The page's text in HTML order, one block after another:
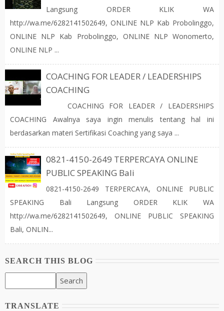
Langsung ORDER KLIK WA
http://wa.me/6282141502649, ONLINE NLP Kab Probolinggo,
ONLINE NLP Kab Probolinggo, ONLINE NLP Wonomerto,
ONLINE NLP ...
COACHING FOR LEADER / LEADERSHIPS
COACHING
COACHING FOR LEADER / LEADERSHIPS
COACHING Awalnya saya ingin menulis tentang hal ini
berdasarkan materi Sertifikasi Coaching yang saya ...
0821-4150-2649 TERPERCAYA ONLINE
PUBLIC SPEAKING Bali
0821-4150-2649 TERPERCAYA, ONLINE PUBLIC
SPEAKING Bali Langsung ORDER KLIK WA
http://wa.me/6282141502649, ONLINE PUBLIC SPEAKING
Bali, ONLIN...
SEARCH THIS BLOG
TRANSLATE